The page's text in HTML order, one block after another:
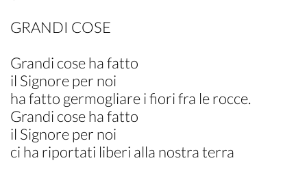
GRANDI COSE
Grandi cose ha fatto
il Signore per noi
ha fatto germogliare i fiori fra le rocce.
Grandi cose ha fatto
il Signore per noi
ci ha riportati liberi alla nostra terra